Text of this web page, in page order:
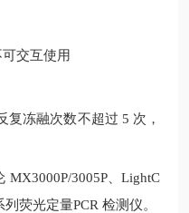
交互使用
复冻融次数不超过 5 次，
MX3000P/3005P、LightC
列荧光定量PCR 检测仪。